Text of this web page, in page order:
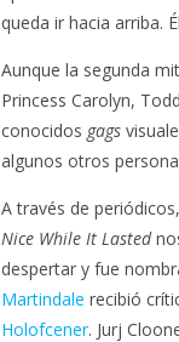
queda ir hacia arriba.
Aunque la segunda
Princess Carolyn,
conocidos gags
algunos otros
A través de
Nice While It Lasted
despertar y fue
Martindale recibió
Holofcener. Jurj